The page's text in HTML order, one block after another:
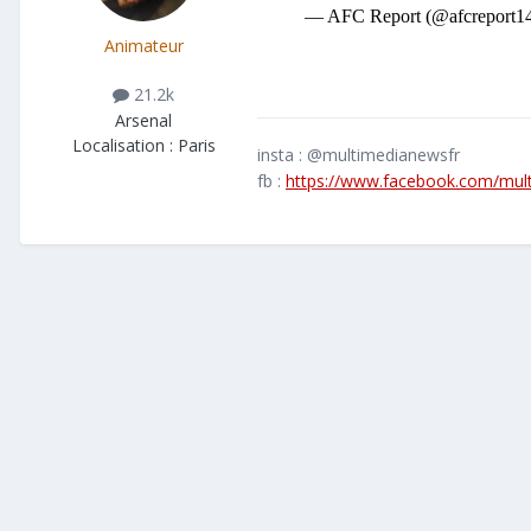
Animateur
21.2k
Arsenal
Localisation : Paris
insta : @multimedianewsfr
fb : https://www.facebook.com/